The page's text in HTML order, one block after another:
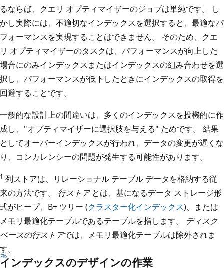
るならば、クエリ オプティマイザーのジョブは単純です。 し
かし実際には、不適切なインデックスを選択すると、最適なパ
フォーマンスを実現することはできません。 そのため、クエ
リ オプティマイザーのタスクは、パフォーマンスが向上した
場合にのみインデックスまたはインデックスの組み合わせを選
択し、パフォーマンスが低下したときにインデックスの取得を
回避することです。
一般的な設計上の間違いは、多くのインデックスを投機的に作
成し、"オプティマイザーに選択肢を与える" ためです。 結果
としてオーバーインデックスが行われ、データの変更が遅くな
り、コンカレンシーの問題が発生する可能性があります。
1 列ストアは、リレーショナル テーブル データを格納する従
来の方法です。 行ストアとは、基になるデータ ストレージ形
式がヒープ、B+ ツリー (クラスター化インデックス)、または
メモリ最適化テーブルであるテーブルを指します。 ディスク
ベースの行ストアでは、メモリ最適化テーブルは除外されま
す。
インデックスのデザインの作業